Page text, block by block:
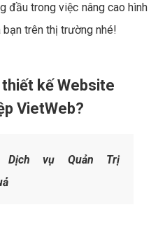
đầu trong việc nâng cao hình
bạn trên thị trường nhé!
kế Website
VietWeb?
Dịch vụ Quản Trị